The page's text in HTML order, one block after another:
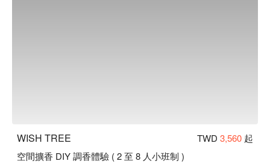
WISH TREE TWD 3,560 起
空間擴香 DIY 調香體驗 ( 2 至 8 人小班制 )